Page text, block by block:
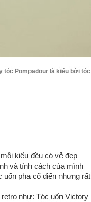
tóc Pompadour là kiểu bới tóc
kiểu đều có vẻ đẹp
và tính cách của mình
pha cổ điển nhưng rất
như: Tóc uốn Victory